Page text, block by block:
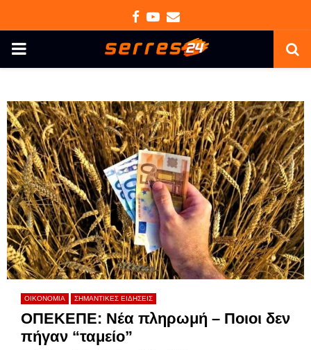
Facebook
Youtube
Email
PRIMARY
ΟΙΚΟΝΟΜΙΑ ΣΗΜΑΝΤΙΚΕΣ ΕΙΔΗΣΕΙΣ
ΟΠΕΚΕΠΕ: Νέα πληρωμή – Ποιοι δεν
πήγαν “ταμείο”